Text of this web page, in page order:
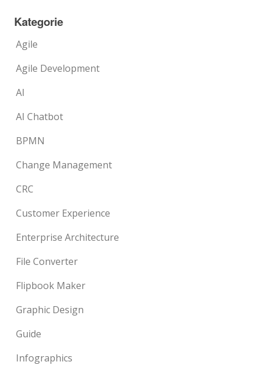
Kategorie
Agile
Agile Development
AI
AI Chatbot
BPMN
Change Management
CRC
Customer Experience
Enterprise Architecture
File Converter
Flipbook Maker
Graphic Design
Guide
Infographics